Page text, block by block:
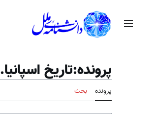
منوی اصلی
پرونده:تاریخ اسپانیا.jpg
پرونده بحث